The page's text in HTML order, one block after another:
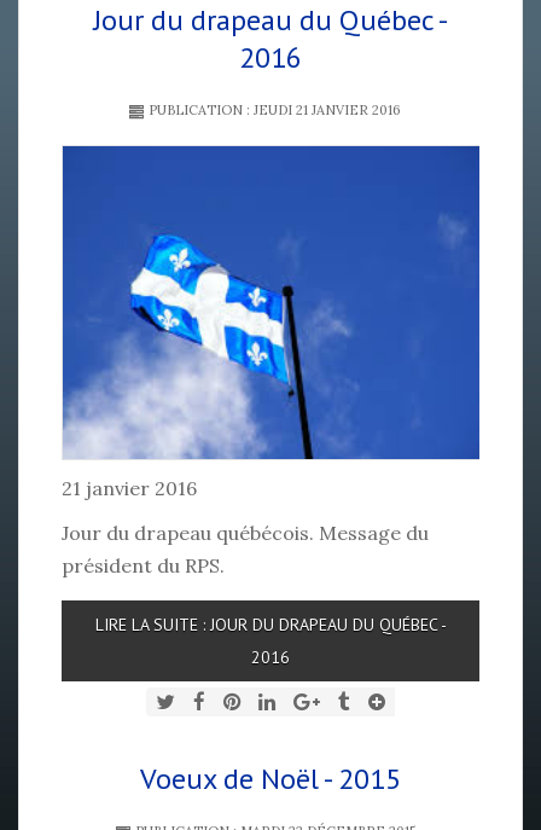
Jour du drapeau du Québec -
2016
PUBLICATION : JEUDI 21 JANVIER 2016
21 janvier 2016
Jour du drapeau québécois. Message du
président du RPS.
LIRE LA SUITE : JOUR DU DRAPEAU DU QUÉBEC -
2016
Voeux de Noël - 2015